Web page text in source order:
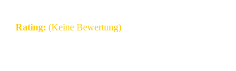
Rating: (Keine Bewertung)